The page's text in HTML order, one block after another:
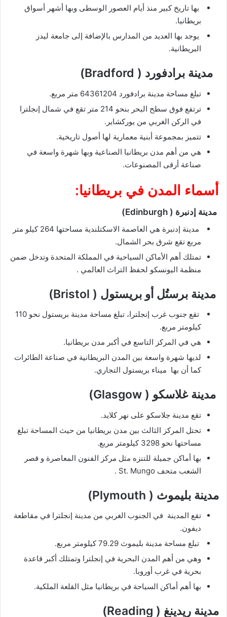
بها تاريخ كبير منذ أيام العصور الوسطى وبها أشهر أسواق
بريطانيا.
يوجد بها العديد من المدارس بالإضافة إلى جامعة ليدز
البريطانية.
مدينة برادفورد ( Bradford)
تبلغ مساحة مدينة برادفورد 64361204 متر مربع.
ترتفع فوق سطح البحر بنحو 214 متر تقع في شمال إنجلترا
في الركن الغربي من يوركشاير.
تتميز بمجموعة أبنية معمارية لها أصول تاريخية.
هي من أهم مدن بريطانيا الصناعية وبها شهرة واسعة في
صناعة أرقى المصنوعات.
أسماء المدن في بريطانيا:
مدينة إدنبرة ( Edinburgh)
مدينة إدنبرة هي العاصمة الاسكتلندية مساحتها 264 كيلو متر
مربع تقع شرق بحر الشمال.
تمتلك أهم الأماكن السياحية في المملكة المتحدة وتدخل ضمن
منظمة اليونسكو لحفظ التراث العالمي .
مدينة برستُل أو بريستول ( Bristol)
تقع جنوب غرب إنجلترا، تبلغ مساحة مدينة بريستول نحو 110
كيلومتر مربع.
هي في المركز التاسع في أكبر مدن بريطانيا.
لديها شهرة واسعة بين المدن البريطانية في صناعة الطائرات
كما أن بها ميناء بريستول التجاري.
مدينة غلاسكو ( Glasgow)
تقع مدينة جلاسكو على نهر كلايد.
تحتل المركز الثالث بين مدن بريطانيا من حيث المساحة تبلغ
مساحتها نحو 3298 كيلومتر مربع.
بها أماكن جميلة للتنزه مثل مركز الفنون المعاصرة و قصر
الشعب متحف St. Mungo .
مدينة بليموث ( Plymouth)
تقع المدينة في الجنوب الغربي من مدينة إنجلترا في مقاطعة
ديفون.
تبلغ مساحة مدينة بليموث 79.29 كيلومتر مربع.
وهي من أهم المدن البحرية في إنجلترا وتمتلك أكبر قاعدة
بحرية في غرب أوروبا.
بها أهم أماكن السياحة في بريطانيا مثل القلعة الملكية.
مدينة ريدينغ ( Reading)